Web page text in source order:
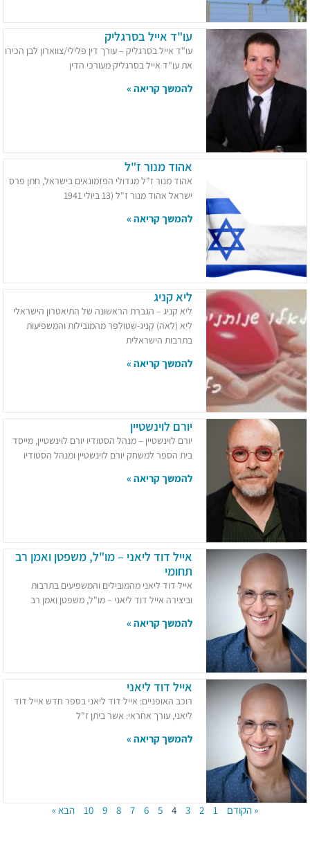
עו"ד אייל בסרגליק
עו"ד אייל בסרגליק – עורך דין פלילי/צווארון לבן הכירו
את עו"ד אייל בסרגליק מעורכי הדין
להמשך קריאה »
אהוד מנור ז"ל
אהוד מנור ז"ל מגדולי הפזמונאים בישראל, חתן פרס
ישראל אהוד מנור ז"ל (13 ביולי 1941
להמשך קריאה »
ליא קניג
ליא קניג – הגברת הראשונה של התיאטרון הישראלי
לִיַא (לאה) קֶנִיג-שְׁטוֹלְפֶּר מהמובילות והמשפיעות
בתרבות הישראלית
להמשך קריאה »
יורם לוינשטיין
יורם לוינשטיין – מנהל הסטודיו יורם לוינשטיין, מייסד
בית הספר למשחק יורם לוינשטיין ומנהל הסטודיו
להמשך קריאה »
אייל דוד ליאני – מו"ל, משפטן ואמן רב
תחומי
אייל דוד ליאני מהמובילים והמשפיעים בתרבות
וביצירה אייל דוד ליאני – מו"ל, משפטן ואמן רב
להמשך קריאה »
אייל דוד ליאני
רוכב האופניים: אייל דוד ליאני בספר חדש אייל דוד
ליאני, עורך אחראי: אשר ביתן ז"ל
להמשך קריאה »
« הקודם 1
2
3
4
5
6
7
8
9
10 הבא »